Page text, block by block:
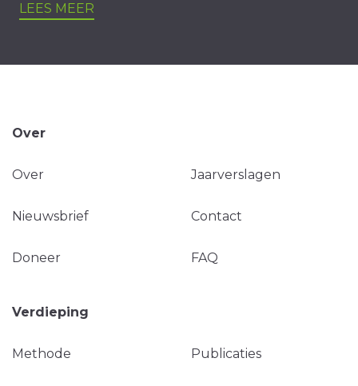
LEES MEER
Over
Over Jaarverslagen
Nieuwsbrief Contact
Doneer FAQ
Verdieping
Methode Publicaties